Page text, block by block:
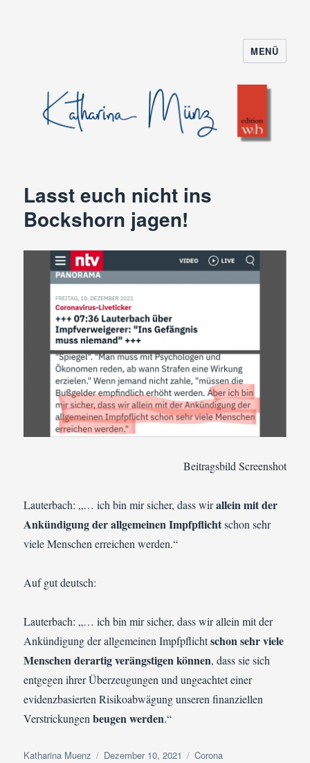
MENÜ
Lasst euch nicht ins
Bockshorn jagen!
Beitragsbild Screenshot
Lauterbach: „… ich bin mir sicher, dass wirallein mit der
Ankündigung der allgemeinen Impfpflichtschon sehr
viele Menschen erreichen werden.“
Auf gut deutsch:
Lauterbach: „… ich bin mir sicher, dass wir allein mit der
Ankündigung der allgemeinen Impfpflichtschon sehr viele
Menschen derartig verängstigen können, dass sie sich
entgegen ihrer Überzeugungen und ungeachtet einer
evidenzbasierten Risikoabwägung unseren finanziellen
Verstrickungenbeugen werden.“
Autor
Katharina Muenz
Veröffentlicht
Dezember 10, 2021 Kategorien
Corona